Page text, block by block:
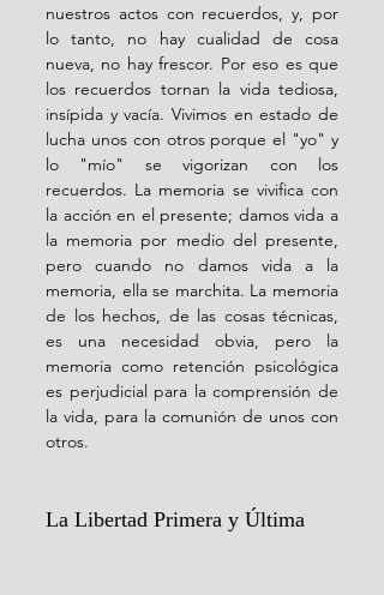
nuestros actos con recuerdos, y, por
lo tanto, no hay cualidad de cosa
nueva, no hay frescor. Por eso es que
los recuerdos tornan la vida tediosa,
insípida y vacía. Vivimos en estado de
lucha unos con otros porque el "yo" y
lo "mío" se vigorizan con los
recuerdos. La memoria se vivifica con
la acción en el presente; damos vida a
la memoria por medio del presente,
pero cuando no damos vida a la
memoria, ella se marchita. La memoria
de los hechos, de las cosas técnicas,
es una necesidad obvia, pero la
memoria como retención psicológica
es perjudicial para la comprensión de
la vida, para la comunión de unos con
otros.
La Libertad Primera y Última